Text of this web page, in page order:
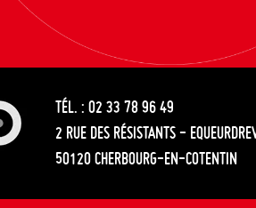
TÉL. : 02 33 78 96 49
2 RUE DES RÉSISTANTS -
50120 CHERBOURG-EN-COTENTIN